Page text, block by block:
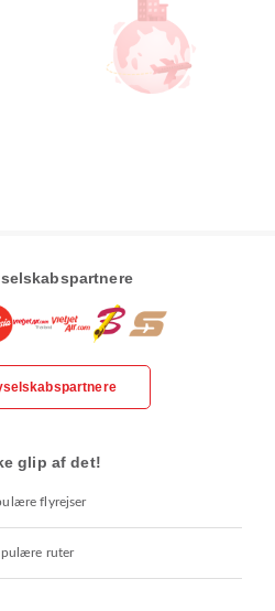
glip af det!
flyrejser
ruter